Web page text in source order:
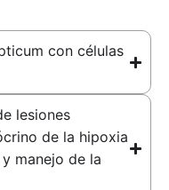
con células
lesiones
de la hipoxia
manejo de la